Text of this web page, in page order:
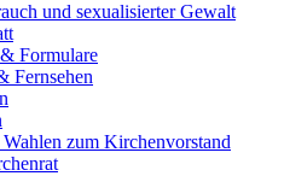
und sexualisierter Gewalt
Formulare
Fernsehen
zum Kirchenvorstand